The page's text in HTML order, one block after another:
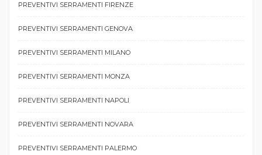
PREVENTIVI SERRAMENTI FIRENZE
PREVENTIVI SERRAMENTI GENOVA
PREVENTIVI SERRAMENTI MILANO
PREVENTIVI SERRAMENTI MONZA
PREVENTIVI SERRAMENTI NAPOLI
PREVENTIVI SERRAMENTI NOVARA
PREVENTIVI SERRAMENTI PALERMO